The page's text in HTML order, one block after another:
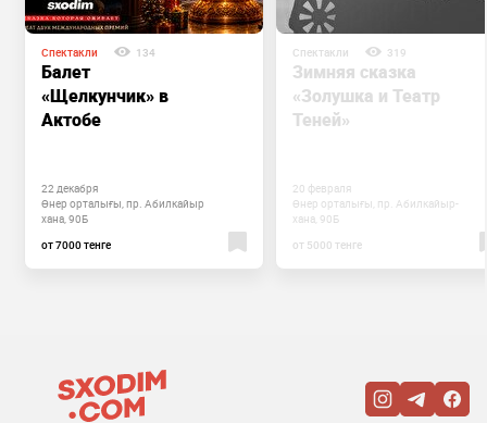
Спектакли 134
Балет
«Щелкунчик» в
Актобе
22 декабря
Өнер орталығы, пр. Абилкайыр
хана, 90Б
от 7000 тенге
Спектакли 319
Зимняя сказка
«Золушка и Театр
Теней»
20 февраля
Өнер орталығы, пр. Абилкайыр-
хана, 90Б
от 5000 тенге